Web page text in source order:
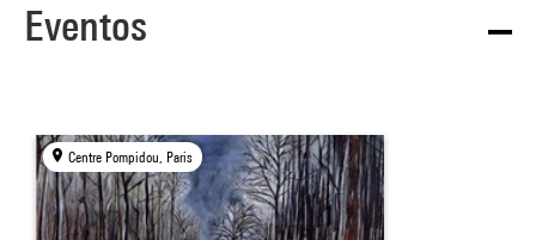
Eventos
Centre Pompidou, Paris